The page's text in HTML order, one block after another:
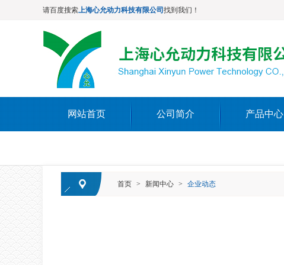
请百度搜索上海心允动力科技有限公司 找到我们！
网站首页 公司简介 产品中心
首页 > 新闻中心 > 企业动态